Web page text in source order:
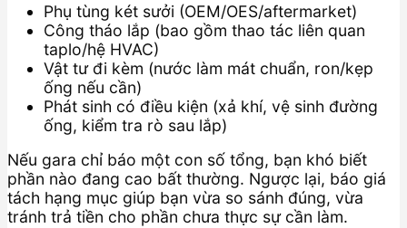
Phụ tùng két sưởi (OEM/OES/aftermarket)
Công tháo lắp (bao gồm thao tác liên quan
taplo/hệ HVAC)
Vật tư đi kèm (nước làm mát chuẩn, ron/kẹp
ống nếu cần)
Phát sinh có điều kiện (xả khí, vệ sinh đường
ống, kiểm tra rò sau lắp)
Nếu gara chỉ báo một con số tổng, bạn khó biết
phần nào đang cao bất thường. Ngược lại, báo giá
tách hạng mục giúp bạn vừa so sánh đúng, vừa
tránh trả tiền cho phần chưa thực sự cần làm.